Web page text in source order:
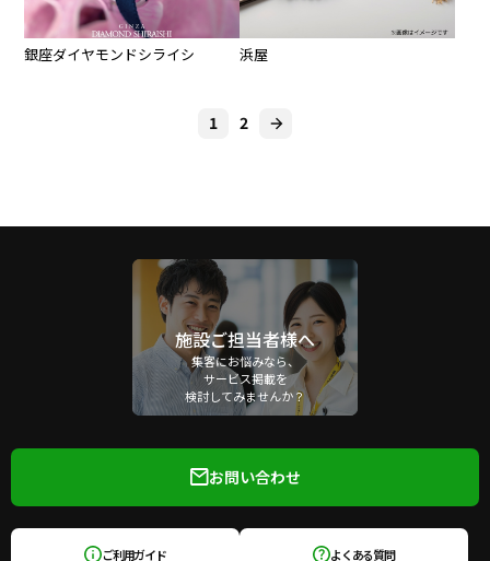
銀座ダイヤモンドシライシ 浜屋
1 2
施設ご担当者様へ
集客にお悩みなら、
サービス掲載を
検討してみませんか？
お問い合わせ
ご利用ガイド よくある質問